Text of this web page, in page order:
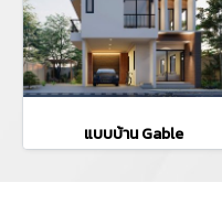
แบบบ้าน Gable